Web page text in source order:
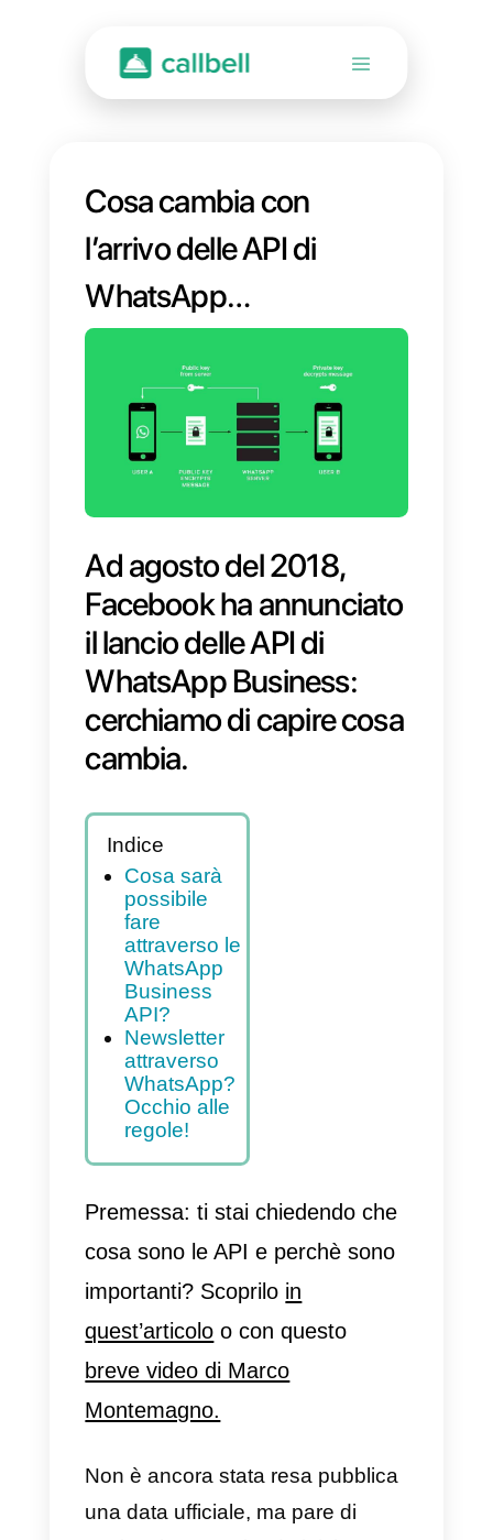
Cosa cambia con
l’arrivo delle API di
WhatsApp
Business
Ad agosto del 2018,
Facebook ha
WhatsApp Business:
cerchiamo di capire
cambia.
Indice
Cosa sarà
possibile
fare
attraverso le
Business
API?
Newsletter
attraverso
WhatsApp?
Occhio alle
regole!
Premessa: ti stai chiedendo che